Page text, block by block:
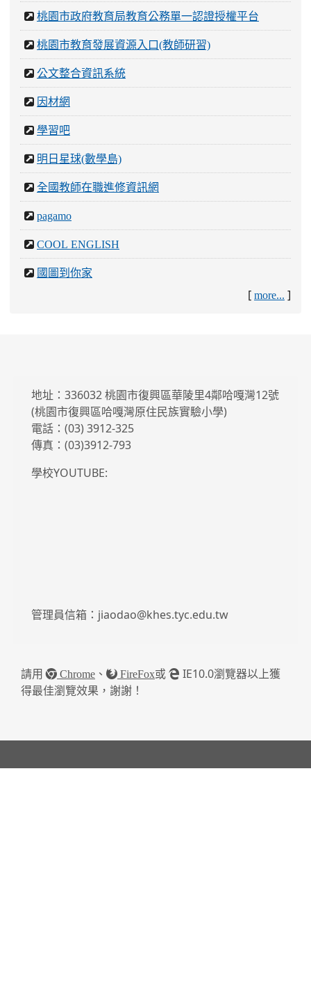
桃園市政府教育局教育公務單一認證授權平台
桃園市教育發展資源入口(教師研習)
公文整合資訊系統
因材網
學習吧
明日星球(數學島)
全國教師在職進修資訊網
pagamo
COOL ENGLISH
國圖到你家
[ more... ]
地址：336032 桃園市復興區華陵里4鄰哈嘎灣12號
(桃園市復興區哈嘎灣原住民族實驗小學)
電話：(03) 3912-325
傳真：(03)3912-793
學校YOUTUBE:
管理員信箱：jiaodao@khes.tyc.edu.tw
請用 Chrome 、 FireFox或
IE10.0瀏覽器以上獲
得最佳瀏覽效果，謝謝！